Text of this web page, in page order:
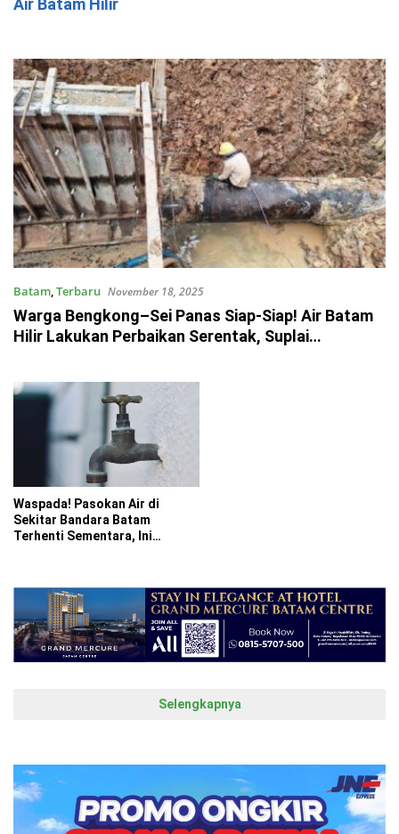
Air Batam Hilir
Batam,Terbaru November 18, 2025
Warga Bengkong–Sei Panas Siap-Siap! Air Batam
Hilir Lakukan Perbaikan Serentak, Suplai
Waspada! Pasokan Air di
Sekitar Bandara Batam
Terhenti Sementara, Ini
Selengkapnya